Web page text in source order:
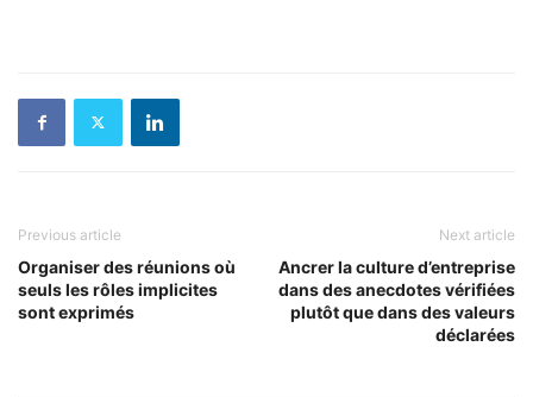
Previous article
Organiser des réunions où
seuls les rôles implicites
sont exprimés
Next article
Ancrer la culture d’entreprise
dans des anecdotes vérifiées
plutôt que dans des valeurs
déclarées